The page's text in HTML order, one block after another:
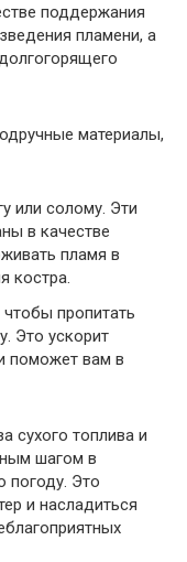
поддержания
пламени, а
материалы,
или солому. Эти
в качестве
пламя в
костра.
пропитать
Это ускорит
поможет вам в
сухого топлива и
шагом в
погоду. Это
и насладиться